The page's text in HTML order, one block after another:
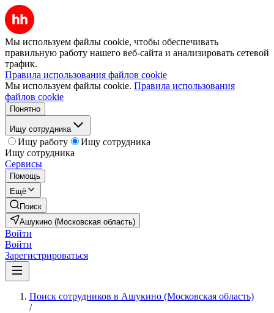
Мы используем файлы cookie, чтобы обеспечивать
правильную работу нашего веб-сайта и анализировать сетевой
трафик.
Правила использования файлов cookie
Мы используем файлы cookie. Правила использования
файлов cookie
Понятно
Ищу сотрудника
Ищу работу
Ищу сотрудника
Ищу сотрудника
Сервисы
Помощь
Ещё
Поиск
Ашукино (Московская область)
Войти
Войти
Зарегистрироваться
Поиск сотрудников в Ашукино (Московская область)
/